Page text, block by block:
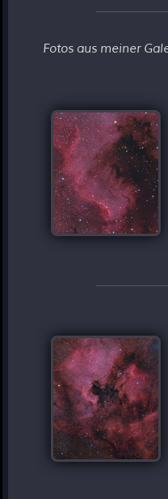
Fotos aus meiner